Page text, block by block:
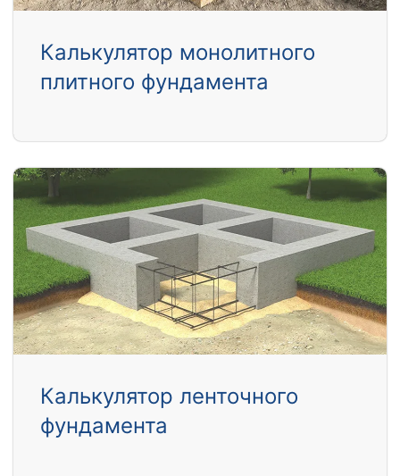
Калькулятор монолитного
плитного фундамента
Калькулятор ленточного
фундамента